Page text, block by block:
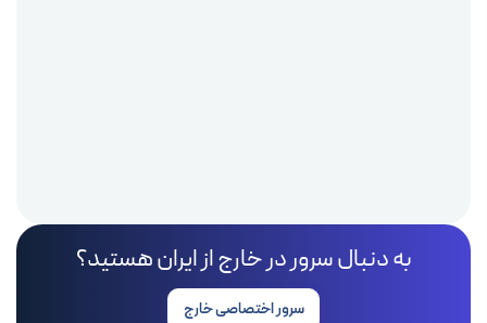
به دنبال سرور در خارج از ایران هستید؟
سرور اختصاصی خارج